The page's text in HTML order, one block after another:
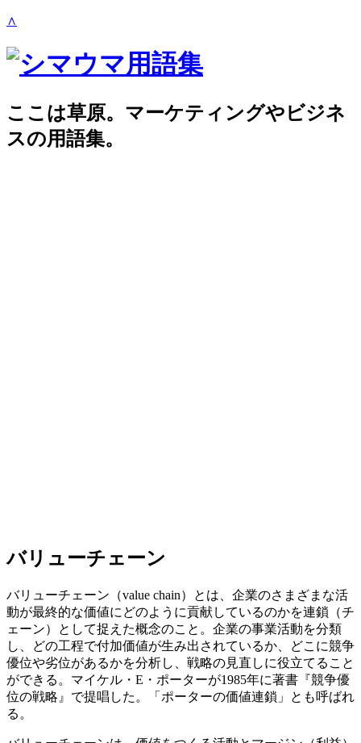
∧
ここは草原。マーケティングやビジネ
スの用語集。
バリューチェーン
バリューチェーン（value chain）とは、企業のさまざまな活
動が最終的な価値にどのように貢献しているのかを連鎖（チ
ェーン）として捉えた概念のこと。企業の事業活動を分類
し、どの工程で付加価値が生み出されているか、どこに競争
優位や劣位があるかを分析し、戦略の見直しに役立てること
ができる。マイケル・E・ポーターが1985年に著書『競争優
位の戦略』で提唱した。「ポーターの価値連鎖」とも呼ばれ
る。